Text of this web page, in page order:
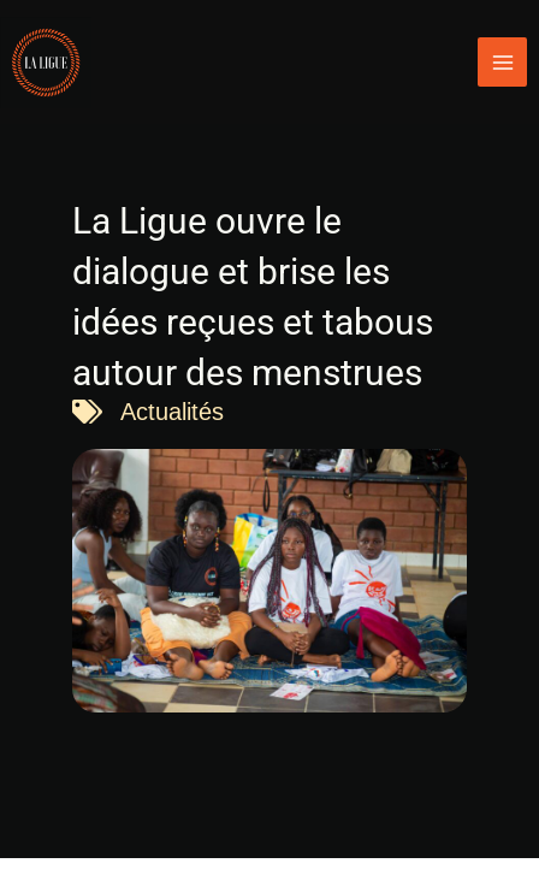
contenu
La Ligue ouvre le
dialogue et brise les
idées reçues et tabous
autour des menstrues
Actualités